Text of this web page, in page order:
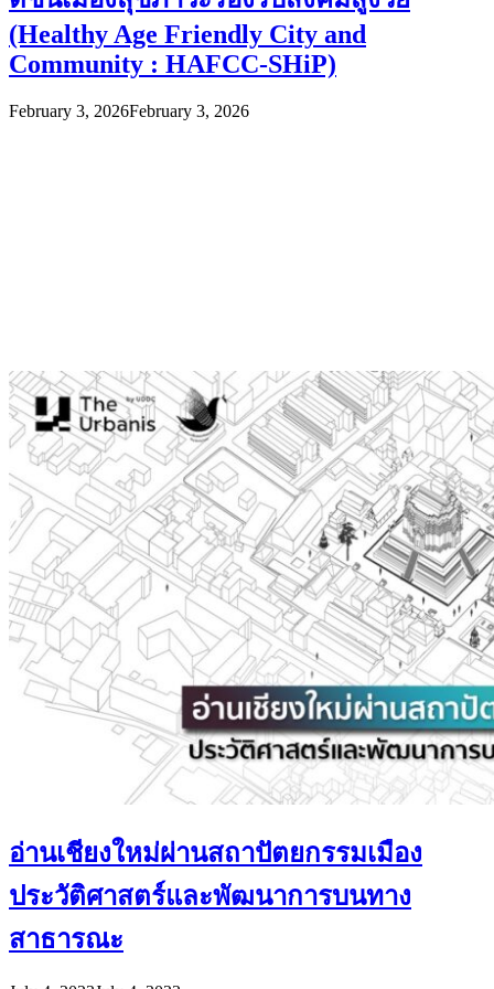
(Healthy Age Friendly City and
Community : HAFCC-SHiP)
February 3, 2026February 3, 2026
อ่านเชียงใหม่ผ่านสถาปัตยกรรมเมือง
ประวัติศาสตร์และพัฒนาการบนทาง
สาธารณะ